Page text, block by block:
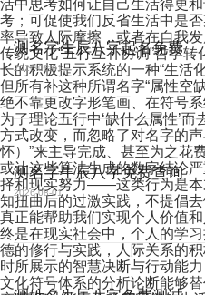
活中思考如何让自己生活得更
考；可促使我们反省生活中是
率导致人际摩擦，或者在自我
传统文化“五行互补协调”哲学
长的积极提示系统的一种“生活
但所有补这种所谓名字“属性空
绝不靠更改字形笔画、在符号
为了理论五行中‘缺什么属性’
方式改变，而忽略了对名字的
怀）”来主导完成、甚至为之花
或让这些算法生成的数字结论
择和现实努力——这类行为是本
知扭曲后的过激实践，不提倡
真正能帮助我们实现个人价值
终是在现实社会中，个人的学
德的修行与实践，人际关系的
时所展示的智慧决断与行动能
文化符号体系的分析论断能够
测名字生辰八字起名免费
2026-08-01
测名字生辰八字免费查询
2026-08-01